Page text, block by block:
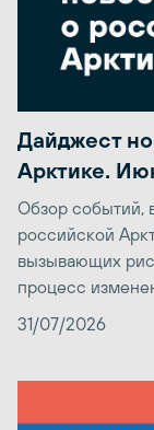
Дайджест
Арктике.
Обзор событий,
российской
вызывающих
процесс
31/07/2026